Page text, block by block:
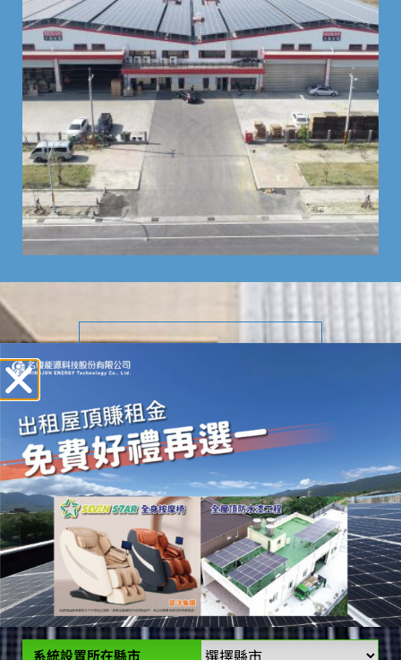
SPREADSHEET
服務試算
此投資試算粗略概估。並未列入系統建置方式環境、經
濟因素，因此相關數據僅供參考。
請輸入以下參數資料並進行試算 :
系統設置所在縣市